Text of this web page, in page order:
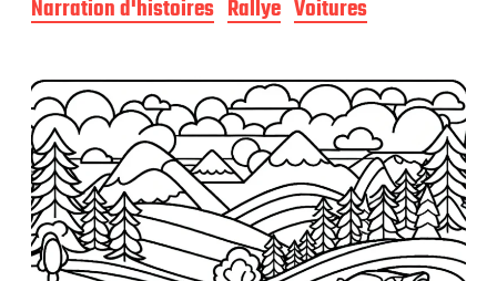
p
l
i
c
a
t
i
o
n
Narration d'histoires Rallye Voitures